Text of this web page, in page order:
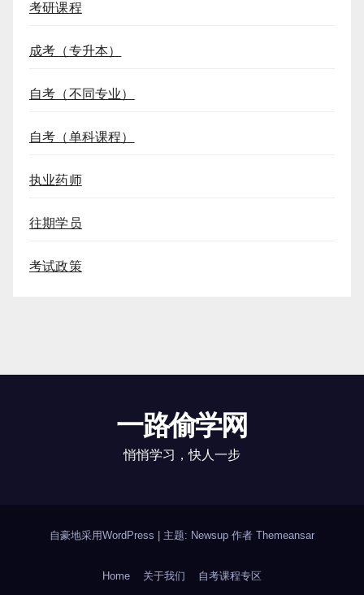
考研课程
成考（专升本）
自考（不同专业）
自考（单科课程）
执业药师
往期学员
考试政策
一路偷学网
悄悄学习，快人一步
自豪地采用WordPress 主题: Newsup 作者 Themeansar
Home 关于我们 自考课程专区